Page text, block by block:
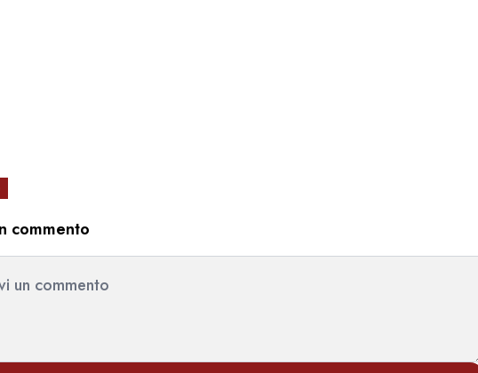
commento